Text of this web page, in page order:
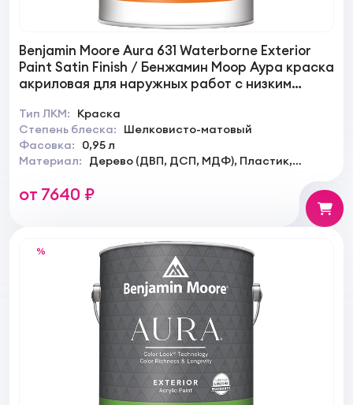
Benjamin Moore Aura 631 Waterborne Exterior
Paint Satin Finish / Бенжамин Моор Аура краска
акриловая для наружных работ с низким
Тип ЛКМ:
Краска
Степень блеска:
Шелковисто-матовый
Фасовка:
0,95 л
Материал:
оцинкованый
от 7640 ₽
%